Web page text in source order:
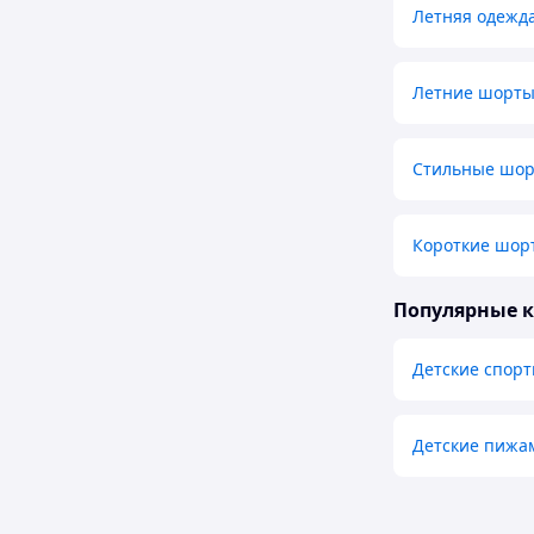
Летняя
Летние
Стильные
Короткие
Популярные
Детские
Детские